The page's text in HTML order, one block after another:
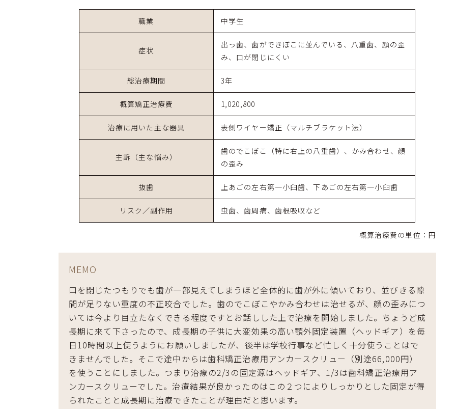
職業 中学生
症状
出っ歯、歯ができぼこに並んでいる、八重歯、顔の歪
み、口が閉じにくい
総治療期間 3年
概算矯正治療費 1,020,800
治療に用いた主な器具 表側ワイヤー矯正（マルチブラケット法）
主訴（主な悩み）
歯のでこぼこ（特に右上の八重歯）、かみ合わせ、顔
の歪み
抜歯 上あごの左右第一小臼歯、下あごの左右第一小臼歯
リスク／副作用 虫歯、歯周病、歯根吸収など
概算治療費の単位：円
MEMO
口を閉じたつもりでも歯が一部見えてしまうほど全体的に歯が外に傾いており、並びきる隙
間が足りない重度の不正咬合でした。歯のでこぼこやかみ合わせは治せるが、顔の歪みにつ
いては今より目立たなくできる程度ですとお話しした上で治療を開始しました。ちょうど成
長期に来て下さったので、成長期の子供に大変効果の高い顎外固定装置（ヘッドギア）を毎
日10時間以上使うようにお願いしましたが、後半は学校行事など忙しく十分使うことはで
きませんでした。そこで途中からは歯科矯正治療用アンカースクリュー（別途66,000円）
を使うことにしました。つまり治療の2/3の固定源はヘッドギア、1/3は歯科矯正治療用ア
ンカースクリューでした。治療結果が良かったのはこの２つによりしっかりとした固定が得
られたことと成長期に治療できたことが理由だと思います。